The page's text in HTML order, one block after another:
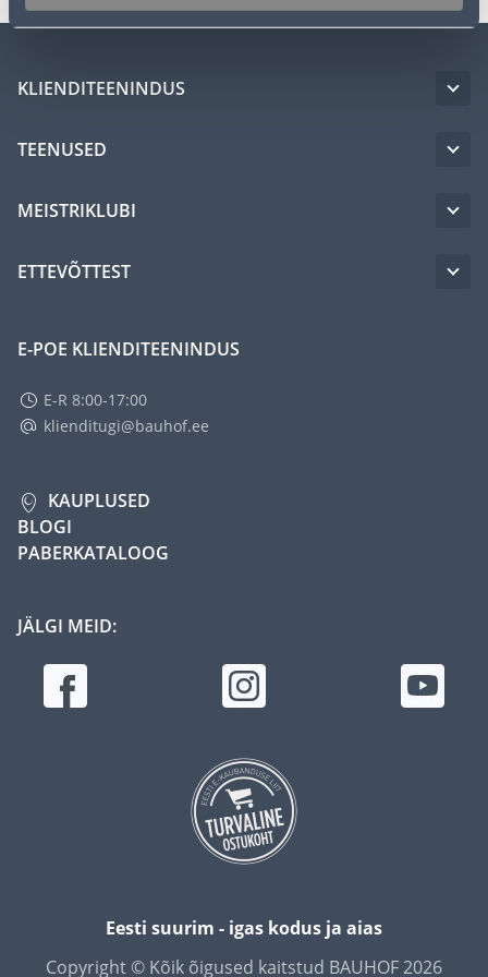
KLIENDITEENINDUS
TEENUSED
MEISTRIKLUBI
ETTEVÕTTEST
E-POE KLIENDITEENINDUS
E-R 8:00-17:00
klienditugi@bauhof.ee
KAUPLUSED
BLOGI
PABERKATALOOG
JÄLGI MEID:
Eesti suurim - igas kodus ja aias
Copyright © Kõik õigused kaitstud BAUHOF 2026